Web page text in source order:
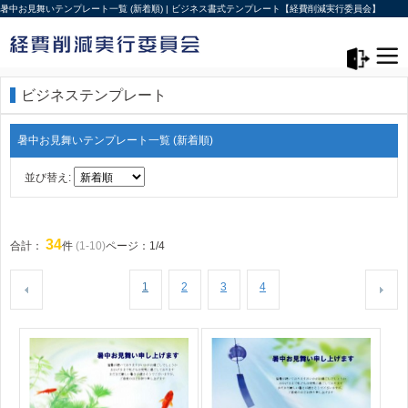
暑中お見舞いテンプレート一覧 (新着順) | ビジネス書式テンプレート【経費削減実行委員会】
ビジネステンプレート
暑中お見舞いテンプレート一覧 (新着順)
並び替え:
合計： 34件 (1-10)ページ：1/4
1 2 3 4